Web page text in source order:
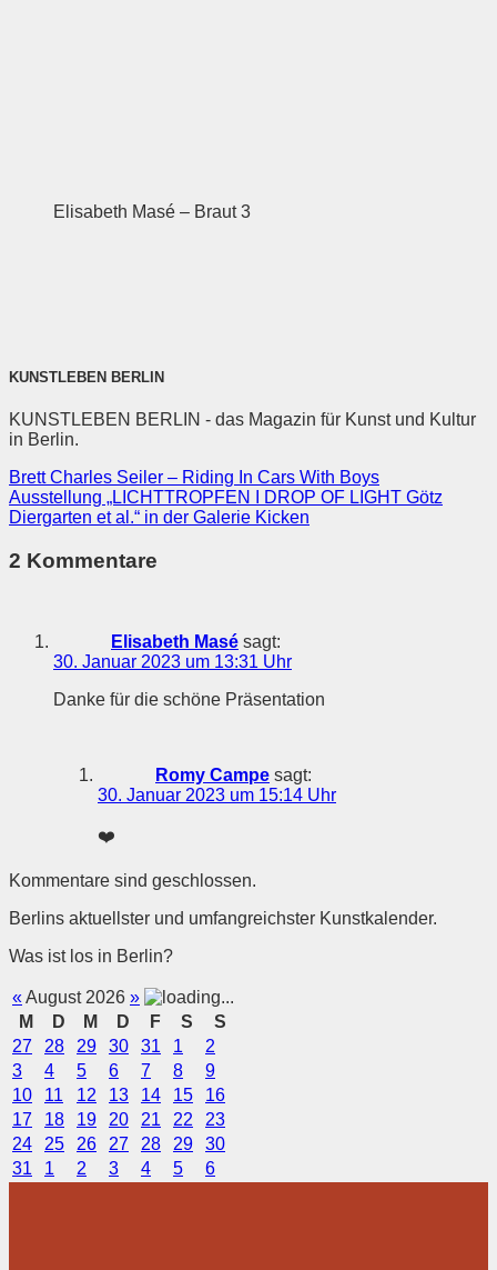
Elisabeth Masé – Braut 3
KUNSTLEBEN BERLIN
KUNSTLEBEN BERLIN - das Magazin für Kunst und Kultur
in Berlin.
Brett Charles Seiler – Riding In Cars With Boys
Ausstellung „LICHTTROPFEN I DROP OF LIGHT Götz
Diergarten et al.“ in der Galerie Kicken
2 Kommentare
Elisabeth Masé sagt:
30. Januar 2023 um 13:31 Uhr
Danke für die schöne Präsentation
Romy Campe sagt:
30. Januar 2023 um 15:14 Uhr
❤️
Kommentare sind geschlossen.
Berlins aktuellster und umfangreichster Kunstkalender.
Was ist los in Berlin?
«August 2026 »
M
D M D F S
S
27
28 29 30 31 1
2
3
4 5 6 7 8
9
10
11 12 13 14 15
16
17
18 19 20 21 22
23
24
25 26 27 28 29
30
31
1 2 3 4 5 6